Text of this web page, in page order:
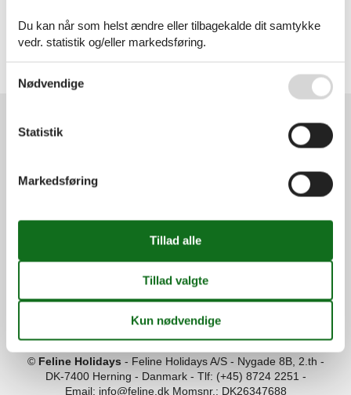
Alle
Danmark
Vestkysten
Information
Om os
Om os
Din tryghed
© Feline Holidays - Feline Holidays A/S- Nygade 8B, 2.th -
DK-7400 Herning - Danmark - Tlf: (+45) 8724 2251 -
Email: info@feline.dk Momsnr.: DK26347688
Du kan når som helst ændre eller tilbagekalde dit samtykke
vedr. statistik og/eller markedsføring.
Nødvendige
Statistik
Markedsføring